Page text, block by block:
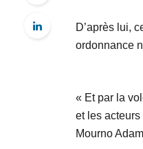
D’après lui,
ordonnance
« Et par la
et les
Mourno